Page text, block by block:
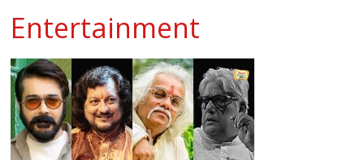
Entertainment